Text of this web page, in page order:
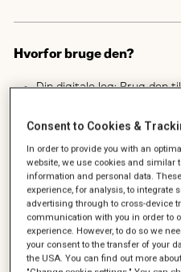
Hvorfor bruge den?
Din digitale log: Brug den
Direkte kontakt til
”Anmod om service”),
samme.
Planlægning på dine
hvornår du ønsker
drift – vi bekræfter først
telefon – afhængig af
anmodning.
Consent to Cookies &
In order to provide you with an
website, we use cookies and similar
information and personal data.
experience, for analysis, to integrate
advertising through to cross-device
communication with you in order to
experience. However, to do so we
your consent to the transfer of your
the USA. You can find out more